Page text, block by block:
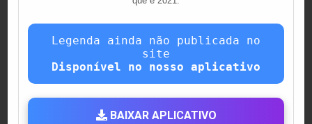
Legenda ainda não publicada no
site
Disponível no nosso aplicativo
BAIXAR APLICATIVO